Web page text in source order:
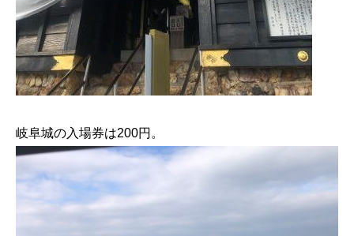
岐阜城の入場券は200円。